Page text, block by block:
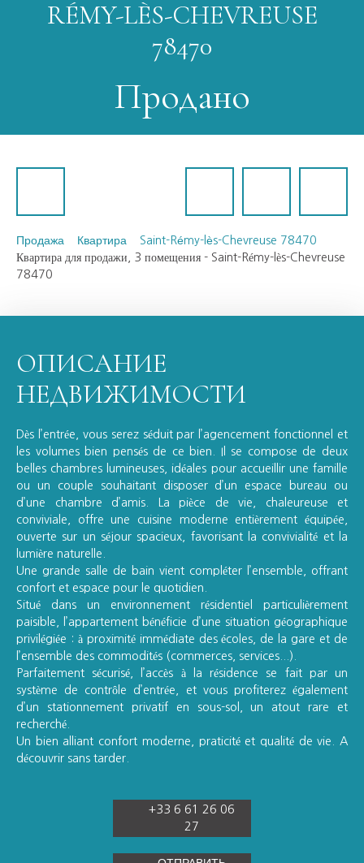
RÉMY-LÈS-CHEVREUSE
78470
Продано
Продажа Квартира
Saint-Rémy-lès-Chevreuse 78470
Квартира для продажи, 3 помещения - Saint-Rémy-lès-Chevreuse
78470
ОПИСАНИЕ
НЕДВИЖИМОСТИ
Dès l’entrée, vous serez séduit par l’agencement fonctionnel et
les volumes bien pensés de ce bien. Il se compose de deux
belles chambres lumineuses, idéales pour accueillir une famille
ou un couple souhaitant disposer d’un espace bureau ou
d’une chambre d’amis. La pièce de vie, chaleureuse et
conviviale, offre une cuisine moderne entièrement équipée,
ouverte sur un séjour spacieux, favorisant la convivialité et la
lumière naturelle.
Une grande salle de bain vient compléter l’ensemble, offrant
confort et espace pour le quotidien.
Situé dans un environnement résidentiel particulièrement
paisible, l’appartement bénéficie d’une situation géographique
privilégiée : à proximité immédiate des écoles, de la gare et de
l’ensemble des commodités (commerces, services...).
Parfaitement sécurisé, l’accès à la résidence se fait par un
système de contrôle d’entrée, et vous profiterez également
d’un stationnement privatif en sous-sol, un atout rare et
recherché.
Un bien alliant confort moderne, praticité et qualité de vie. A
découvrir sans tarder.
+33 6 61 26 06
27